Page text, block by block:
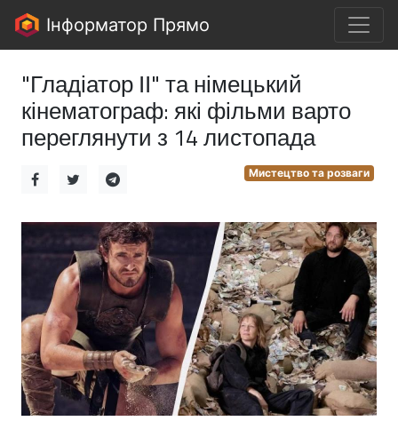
Інформатор Прямо
"Гладіатор ІІ" та німецький
кінематограф: які фільми варто
переглянути з 14 листопада
Мистецтво та розваги